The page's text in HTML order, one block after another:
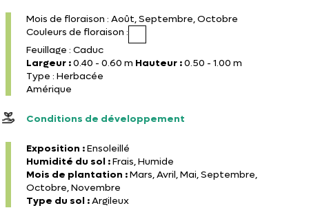
Mois de floraison : Août, Septembre, Octobre
Couleurs de floraison :
Feuillage : Caduc
Largeur :0.40 - 0.60 m Hauteur :0.50 - 1.00 m
Type : Herbacée
Amérique
Conditions de développement
Exposition :Ensoleillé
Humidité du sol :Frais, Humide
Mois de plantation :Mars, Avril, Mai, Septembre,
Octobre, Novembre
Type du sol :Argileux